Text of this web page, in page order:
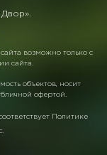
Двор».
возможно только с
сайта.
объектов, носит
офертой.
Политике
.